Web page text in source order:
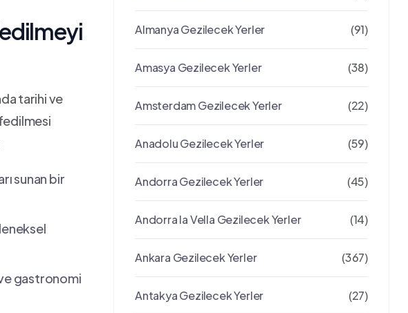
⁢tarihi ve⁢
sunan bir
gastronomi
Almanya Gezilecek Yerler (91)
Amasya Gezilecek Yerler (38)
Amsterdam Gezilecek Yerler (22)
Anadolu Gezilecek Yerler (59)
Andorra Gezilecek Yerler (45)
Andorra la Vella Gezilecek Yerler (14)
Ankara Gezilecek Yerler (367)
Antakya Gezilecek Yerler (27)